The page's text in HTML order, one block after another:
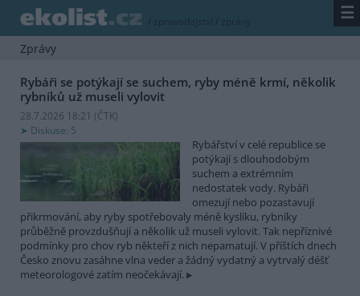
/ zpravodajství / zprávy ☰
Zprávy
Rybáři se potýkají se suchem, ryby méně krmí, několik
rybníků už museli vylovit
28.7.2026 18:21 (ČTK)
Diskuse: 5
Rybářství v celé republice se
potýkají s dlouhodobým
suchem a extrémním
nedostatek vody. Rybáři
omezují nebo pozastavují
přikrmování, aby ryby spotřebovaly méně kyslíku, rybníky
průběžně provzdušňují a několik už museli vylovit. Tak nepříznivé
podmínky pro chov ryb někteří z nich nepamatují. V příštích dnech
Česko znovu zasáhne vlna veder a žádný vydatný a vytrvalý déšť
meteorologové zatím neočekávají.